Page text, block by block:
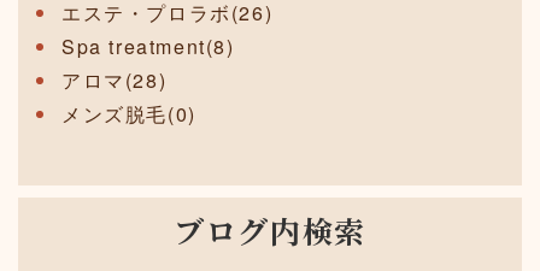
エステ・プロラボ(26)
Spa treatment(8)
アロマ(28)
メンズ脱毛(0)
ブログ内検索